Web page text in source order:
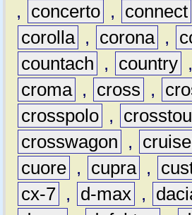
,
concerto , connect
corolla , corona ,
countach
, country ,
croma , cross ,
crosspolo ,
crosswagon
,
cuore , cupra ,
cx-7 , d-max ,